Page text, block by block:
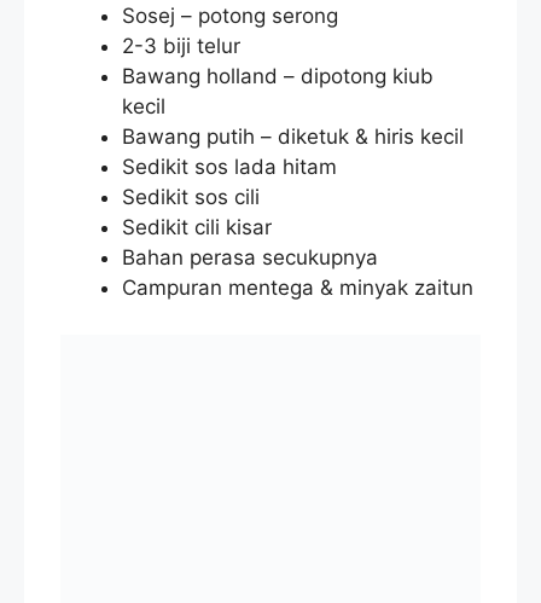
Sosej – potong serong
2-3 biji telur
Bawang holland – dipotong kiub
kecil
Bawang putih – diketuk & hiris kecil
Sedikit sos lada hitam
Sedikit sos cili
Sedikit cili kisar
Bahan perasa secukupnya
Campuran mentega & minyak zaitun